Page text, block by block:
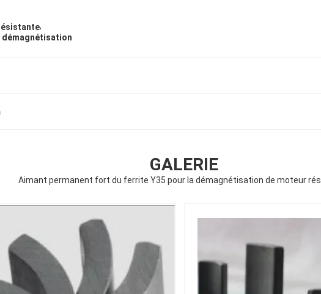
,
démagnétisation
GALERIE
Aimant permanent fort du ferrite Y35 pour la démagnétisation de moteur